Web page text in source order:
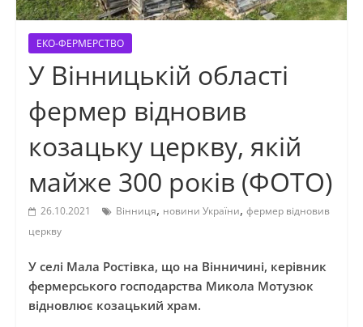
ЕКО-ФЕРМЕРСТВО
У Вінницькій області
фермер відновив
козацьку церкву, якій
майже 300 років (ФОТО)
26.10.2021 Вінниця, новини України, фермер відновив
церкву
У селі Мала Ростівка, що на Вінничині, керівник
фермерського господарства Микола Мотузюк
відновлює козацький храм.